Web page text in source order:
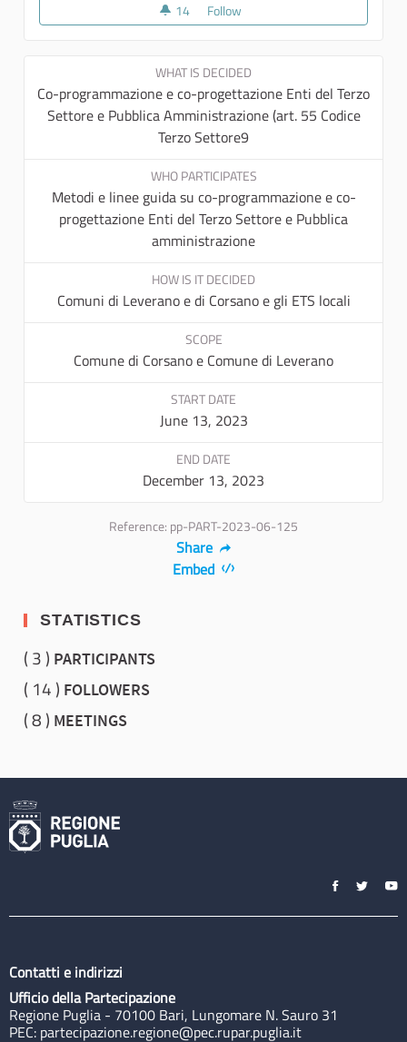
14 14 followers
Follow
WHAT IS DECIDED
Co-programmazione e co-progettazione Enti del Terzo
Settore e Pubblica Amministrazione (art. 55 Codice
Terzo Settore9
WHO PARTICIPATES
Metodi e linee guida su co-programmazione e co-
progettazione Enti del Terzo Settore e Pubblica
amministrazione
HOW IS IT DECIDED
Comuni di Leverano e di Corsano e gli ETS locali
SCOPE
Comune di Corsano e Comune di Leverano
START DATE
June 13, 2023
END DATE
December 13, 2023
Reference: pp-PART-2023-06-125
Share
Embed
STATISTICS
3 PARTICIPANTS
14 FOLLOWERS
8 MEETINGS
Contatti e indirizzi
Ufficio della Partecipazione
Regione Puglia - 70100 Bari, Lungomare N. Sauro 31
PEC: partecipazione.regione@pec.rupar.puglia.it